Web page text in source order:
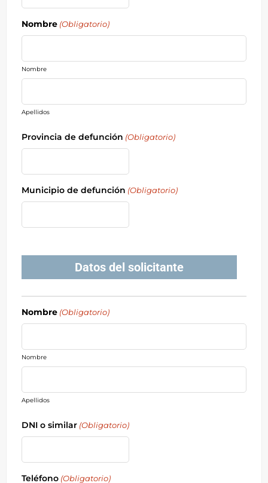
Nombre (Obligatorio)
Nombre
Apellidos
Provincia de defunción (Obligatorio)
Municipio de defunción (Obligatorio)
Datos del solicitante
Nombre (Obligatorio)
Nombre
Apellidos
DNI o similar (Obligatorio)
Teléfono (Obligatorio)